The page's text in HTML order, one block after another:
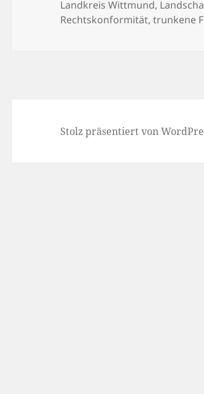
am
Landkreis Wittmund,
Rechtskonformität,trunkene
Stolz präsentiert von